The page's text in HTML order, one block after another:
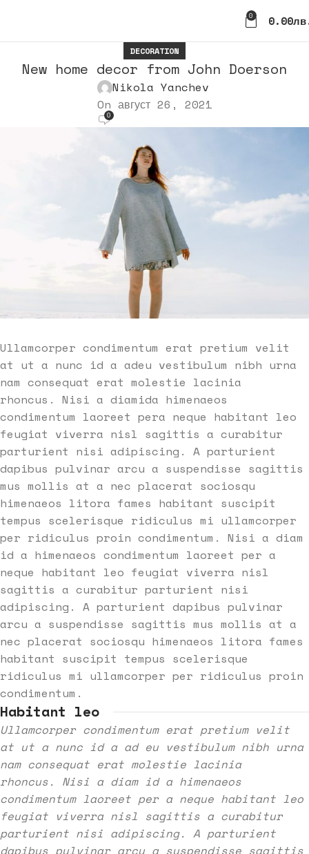
0 0.00
DECORATION
New home decor from John Doerson
Nikola Yanchev
On август 26, 2021
0
Ullamcorper condimentum erat pretium velit
at ut a nunc id a adeu vestibulum nibh urna
nam consequat erat molestie lacinia
rhoncus. Nisi a diamida himenaeos
condimentum laoreet pera neque habitant leo
feugiat viverra nisl sagittis a curabitur
parturient nisi adipiscing. A parturient
dapibus pulvinar arcu a suspendisse sagittis
mus mollis at a nec placerat sociosqu
himenaeos litora fames habitant suscipit
tempus scelerisque ridiculus mi ullamcorper
per ridiculus proin condimentum. Nisi a diam
id a himenaeos condimentum laoreet per a
neque habitant leo feugiat viverra nisl
sagittis a curabitur parturient nisi
adipiscing. A parturient dapibus pulvinar
arcu a suspendisse sagittis mus mollis at a
nec placerat sociosqu himenaeos litora fames
habitant suscipit tempus scelerisque
ridiculus mi ullamcorper per ridiculus proin
condimentum.
Habitant leo
Ullamcorper condimentum erat pretium velit
at ut a nunc id a ad eu vestibulum nibh urna
nam consequat erat molestie lacinia
rhoncus. Nisi a diam id a himenaeos
condimentum laoreet per a neque habitant leo
feugiat viverra nisl sagittis a curabitur
parturient nisi adipiscing. A parturient
dapibus pulvinar arcu a suspendisse sagittis